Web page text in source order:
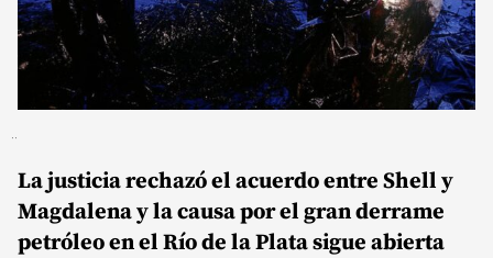
La justicia rechazó el acuerdo entre Shell y
Magdalena y la causa por el gran derrame
petróleo en el Río de la Plata sigue abierta